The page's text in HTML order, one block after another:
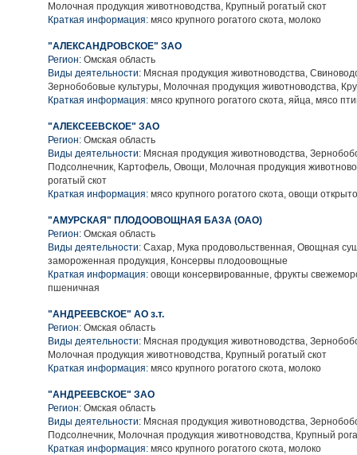
Молочная продукция животноводства, Крупный рогатый скот
Краткая информация: мясо крупного рогатого скота, молоко
"АЛЕКСАНДРОВСКОЕ" ЗАО
Регион: Омская область
Виды деятельности: Мясная продукция животноводства,
Зернобобовые культуры, Молочная продукция животноводства,
Краткая информация: мясо крупного рогатого скота, яйца, мясо
"АЛЕКСЕЕВСКОЕ" ЗАО
Регион: Омская область
Виды деятельности: Мясная продукция животноводства,
Подсолнечник, Картофель, Овощи, Молочная продукция
рогатый скот
Краткая информация: мясо крупного рогатого скота, овощи
"АМУРСКАЯ" ПЛОДООВОЩНАЯ БАЗА (ОАО)
Регион: Омская область
Виды деятельности: Сахар, Мука продовольственная, Овощная
замороженная продукция, Консервы плодоовощные
Краткая информация: овощи консервированные, фрукты
пшеничная
"АНДРЕЕВСКОЕ" АО з.т.
Регион: Омская область
Виды деятельности: Мясная продукция животноводства,
Молочная продукция животноводства, Крупный рогатый скот
Краткая информация: мясо крупного рогатого скота, молоко
"АНДРЕЕВСКОЕ" ЗАО
Регион: Омская область
Виды деятельности: Мясная продукция животноводства,
Подсолнечник, Молочная продукция животноводства, Крупный
Краткая информация: мясо крупного рогатого скота, молоко